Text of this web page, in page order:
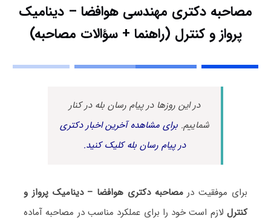
مصاحبه دکتری مهندسی هوافضا – دینامیک
پرواز و کنترل (راهنما + سؤالات مصاحبه)
در این روزها در پیام رسان بله در کنار
شماییم.برای مشاهده آخرین اخبار دکتری
در پیام رسان بله کلیک کنید.
برای موفقیت درمصاحبه دکتری هوافضا – دینامیک پرواز و
کنترللازم است خود را برای عملکرد مناسب در مصاحبه آماده